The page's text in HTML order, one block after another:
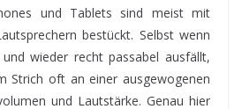
und Tablets sind meist mit
bestückt. Selbst wenn
wieder recht passabel ausfällt,
Strich oft an einer ausgewogenen
und Lautstärke. Genau hier